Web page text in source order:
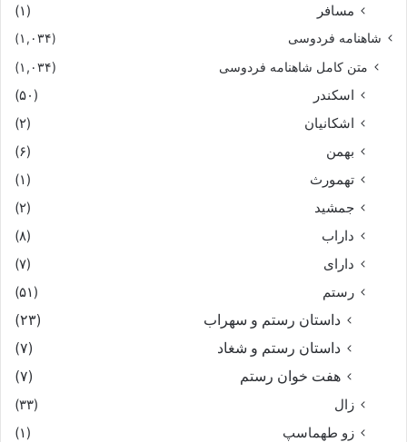
مسافر
(۱)
شاهنامه فردوسی (۱,۰۳۴)
متن کامل شاهنامه فردوسی (۱,۰۳۴)
اسکندر
(۵۰)
اشکانیان
(۲)
بهمن
(۶)
تهمورث
(۱)
جمشید
(۲)
داراب
(۸)
دارای
(۷)
رستم
(۵۱)
داستان رستم و سهراب
(۲۳)
داستان رستم و شغاد
(۷)
هفت خوان رستم‏
(۷)
زال
(۳۳)
زو طهماسپ‏
(۱)